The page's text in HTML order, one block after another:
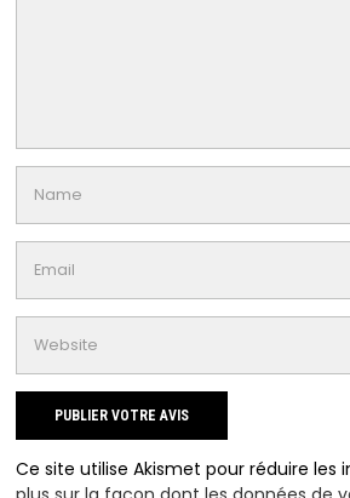
Ce site utilise Akismet pour réduire les